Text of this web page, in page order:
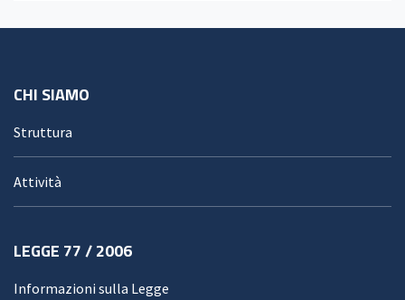
CHI SIAMO
Struttura
Attività
LEGGE 77 / 2006
Informazioni sulla Legge